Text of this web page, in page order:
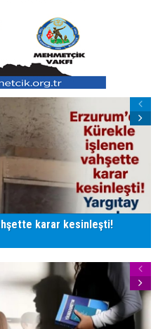
karar kesinleşti!